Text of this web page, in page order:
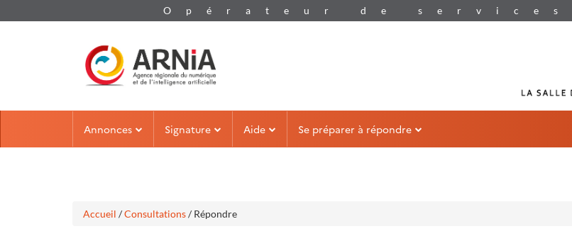
contenu
Annonces Signature Aide Se préparer à répondre
Accueil /Consultations/ Répondre